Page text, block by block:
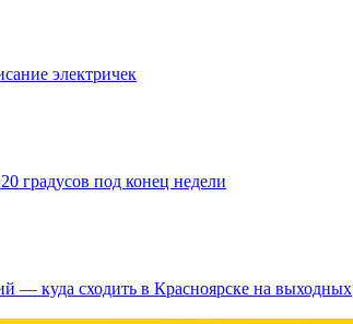
электричек
градусов под конец недели
— куда сходить в Красноярске на выходных